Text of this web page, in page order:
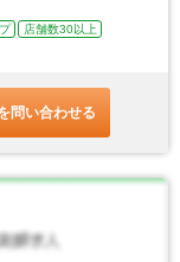
店舗数30以上
問い合わせる